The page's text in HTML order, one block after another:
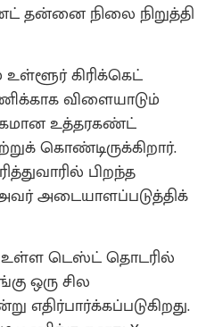
தன்னை நிலை நிறுத்தி
கிரிக்கெட்
விளையாடும்
உத்தரகண்ட்
கொண்டிருக்கிறார்.
பிறந்த
அடையாளப்படுத்திக்
டெஸ்ட் தொடரில்
ஒரு சில
எதிர்பார்க்கப்படுகிறது.